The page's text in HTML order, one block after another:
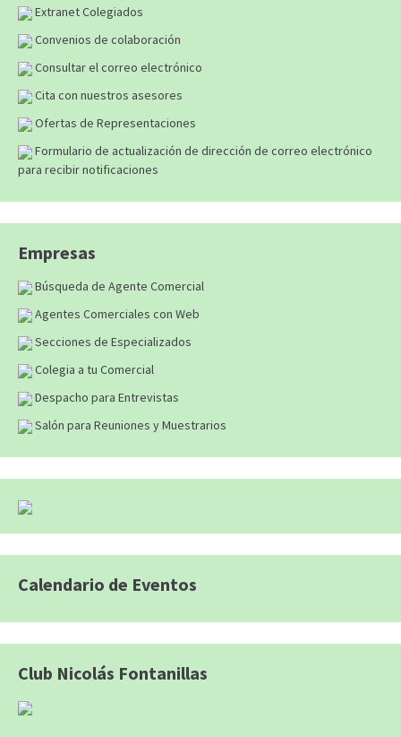
Extranet Colegiados
Convenios de colaboración
Consultar el correo electrónico
Cita con nuestros asesores
Ofertas de Representaciones
Formulario de actualización de dirección de correo electrónico
para recibir notificaciones
Empresas
Búsqueda de Agente Comercial
Agentes Comerciales con Web
Secciones de Especializados
Colegia a tu Comercial
Despacho para Entrevistas
Salón para Reuniones y Muestrarios
Calendario de Eventos
Club Nicolás Fontanillas